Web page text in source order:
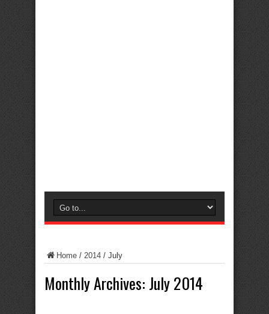
Home / 2014 / July
Monthly Archives: July 2014